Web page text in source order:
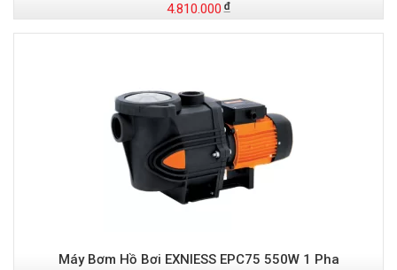
4.810.000
Máy Bơm Hồ Bơi EXNIESS EPC75 550W 1 Pha